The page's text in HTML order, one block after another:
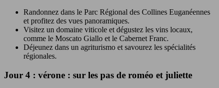
Randonnez dans le Parc Régional des Collines Euganéennes
et profitez des vues panoramiques.
Visitez un domaine viticole et dégustez les vins locaux,
comme le Moscato Giallo et le Cabernet Franc.
Déjeunez dans un agriturismo et savourez les spécialités
régionales.
Jour 4 : vérone : sur les pas de roméo et juliette